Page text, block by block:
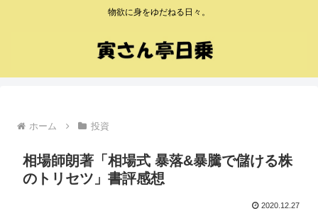
物欲に身をゆだねる日々。
ホーム 投資
相場師朗著「相場式 暴落&暴騰で儲ける株
のトリセツ」書評感想
2020.12.27